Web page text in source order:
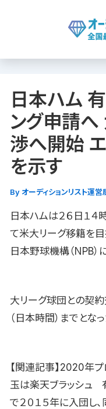
ス
日本ハム
ング申請へ
渉へ開始
を示す
By オーディションリスト運営
日本ハムは２６日１４
て米大リーグ移籍を目
日本野球機構（NPB）
大リーグ球団との契約
（日本時間）までとなっ
【関連記事】2020年
玉は楽天ブラッシュ
で２０１５年に入団し